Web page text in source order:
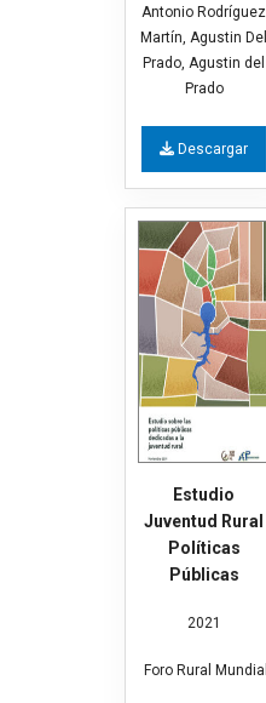
Antonio Rodríguez
Martín, Agustin Del
Prado, Agustin del
Prado
Descargar
Estudio
Juventud Rural
Políticas
Públicas
2021
Foro Rural Mundial